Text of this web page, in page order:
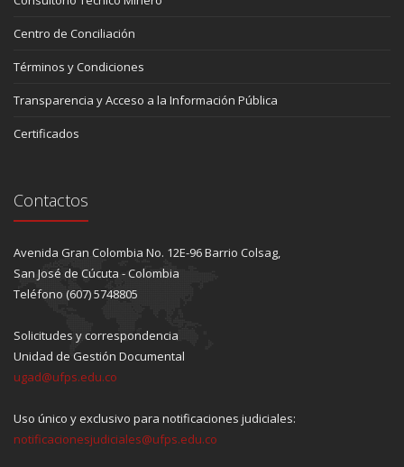
Centro de Conciliación
Términos y Condiciones
Transparencia y Acceso a la Información Pública
Certificados
Contactos
Avenida Gran Colombia No. 12E-96 Barrio Colsag,
San José de Cúcuta - Colombia
Teléfono (607) 5748805
Solicitudes y correspondencia
Unidad de Gestión Documental
ugad@ufps.edu.co
Uso único y exclusivo para notificaciones judiciales:
notificacionesjudiciales@ufps.edu.co